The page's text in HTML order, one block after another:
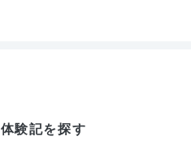
: 1日間 / コース : インターンシッ
験記を探す